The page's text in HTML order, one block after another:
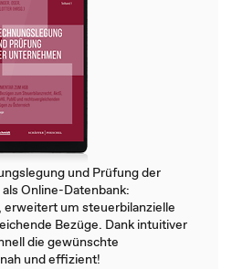
und Prüfung der
Online-Datenbank:
um steuerbilanzielle
Bezüge. Dank intuitiver
die gewünschte
und effizient!